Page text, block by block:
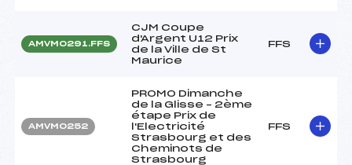
AMVM0291.FFS
CJM Coupe
d'Argent U12 Prix
de la Ville de St
Maurice
FFS
AMVM0252
PROMO Dimanche
de la Glisse – 2ème
étape Prix de
l'Electricité
Strasbourg et des
Cheminots de
Strasbourg
FFS